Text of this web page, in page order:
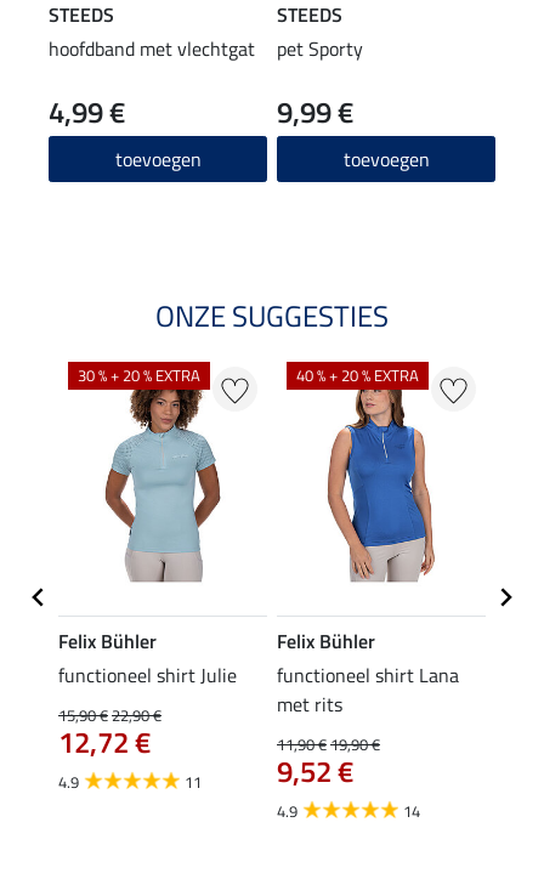
STEEDS
hoofdband met vlechtgat
4,99 €
toevoegen
STEEDS
pet Sporty
9,99 €
toevoegen
ONZE SUGGESTIES
30 % + 20 % EXTRA
Felix Bühler
functioneel shirt Julie
15,90 €22,90 €
12,72 €
4.9 11
40 % + 20 % EXTRA
Felix Bühler
functioneel shirt Lana
met rits
11,90 €19,90 €
9,52 €
4.9 14